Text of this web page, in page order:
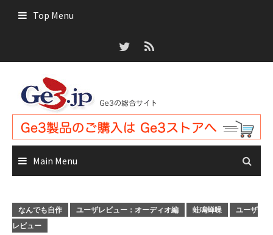
Top Menu
Main Menu
なんでも自作 ユーザレビュー：オーディオ編 蛙鳴蝉噪
ユーザ
レビュー